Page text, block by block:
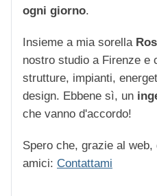
ogni giorno.
Insieme a mia sorella
nostro studio a Firenze e
strutture, impianti,
design. Ebbene sì, un
che vanno d'accordo!
Spero che, grazie al web,
amici: Contattami